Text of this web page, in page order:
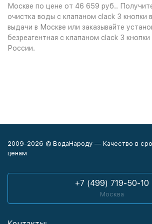
Москве по цене от 46 659 руб..
очистка воды с клапаном clack 3 кнопки
выдачи в Москве или заказывайте
безреагентная с клапаном clack 3
России.
2009-2026 © ВодаНароду — Качество в
ценам
+7 (499) 719-50-10
Москва